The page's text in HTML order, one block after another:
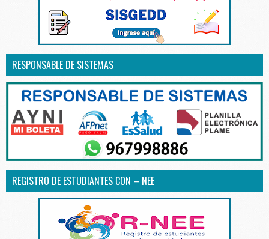
RESPONSABLE DE SISTEMAS
REGISTRO DE ESTUDIANTES CON – NEE